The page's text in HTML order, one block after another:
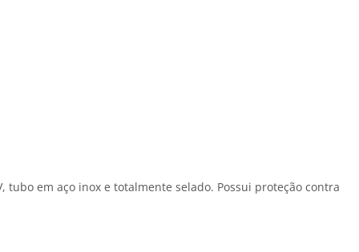
tubo em aço inox e totalmente selado. Possui proteção contra